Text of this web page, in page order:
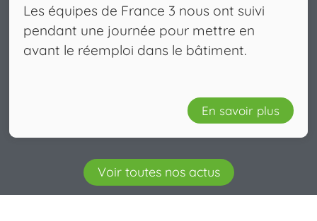
Les équipes de France 3 nous ont suivi
pendant une journée pour mettre en
avant le réemploi dans le bâtiment.
En savoir plus
Voir toutes nos actus